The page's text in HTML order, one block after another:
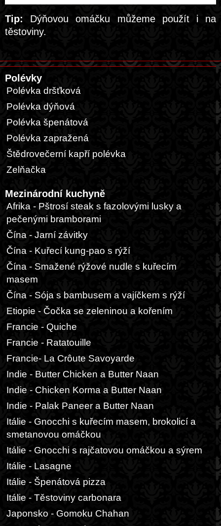
Tip: Dýňovou omáčku můžeme použít i na
těstoviny.
Polévky
Polévka dršťková
Polévka dýňová
Polévka špenátová
Polévka zapražená
Štědrovečerní kapří polévka
Zelňačka
Mezinárodní kuchyně
Afrika - Pštrosí steak s fazolovými lusky a
pečenými bramborami
Čína - Jarní závitky
Čína - Kuřecí kung-pao s rýží
Čína - Smažené rýžové nudle s kuřecím
masem
Čína - Sója s bambusem a vajíčkem s rýží
Etiopie - Čočka se zeleninou a kořením
Francie - Quiche
Francie - Ratatouille
Francie- La Crôute Savoyarde
Indie - Butter Chicken a Butter Naan
Indie - Chicken Korma a Butter Naan
Indie - Palak Paneer a Butter Naan
Itálie - Gnocchi s kuřecím masem, brokolicí a
smetanovou omáčkou
Itálie - Gnocchi s rajčatovou omáčkou a sýrem
Itálie - Lasagne
Itálie - Špenátová pizza
Itálie - Těstoviny carbonara
Japonsko - Gomoku Chahan